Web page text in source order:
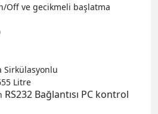
Off ve gecikmeli başlatma
Sirkülasyonlu
Litre
RS232 Bağlantısı PC kontrol